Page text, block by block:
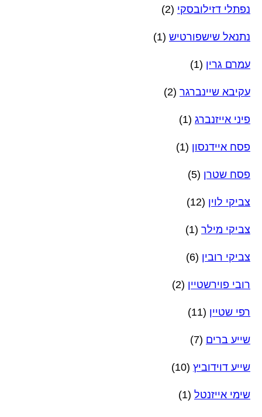
נפתלי דזילובסקי (2)
נתנאל שישפורטיש (1)
עמרם גרין (1)
עקיבא שיינברגר (2)
פיני אייזנברג (1)
פסח איידנסון (1)
פסח שטרן (5)
צביקי לוין (12)
צביקי מילר (1)
צביקי רובין (6)
רובי פוירשטיין (2)
רפי שטיין (11)
שייע ברים (7)
שייע דוידוביץ (10)
שימי אייזנטל (1)